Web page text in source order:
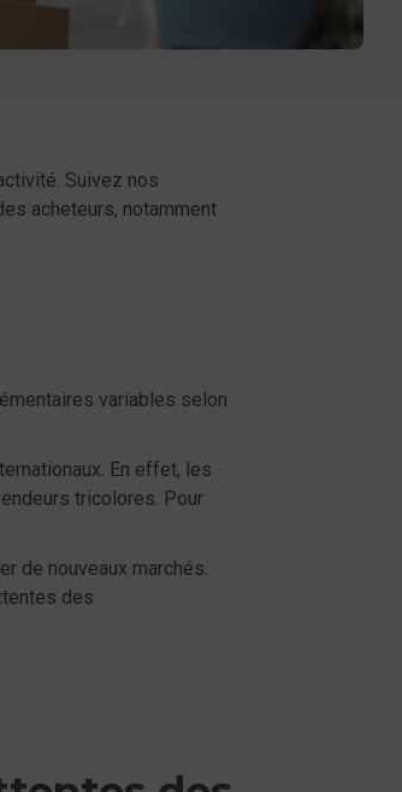
Suivez nos
acheteurs, notamment
variables selon
En effet, les
tricolores. Pour
de nouveaux marchés.
des